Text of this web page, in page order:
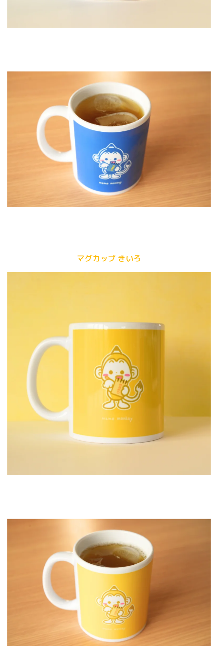
マグカップ きいろ